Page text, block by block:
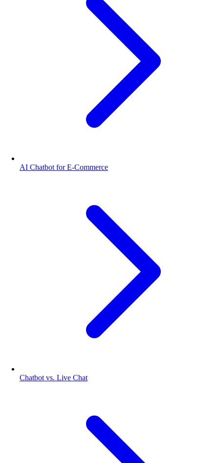
AI Chatbot for E-Commerce
Chatbot vs. Live Chat